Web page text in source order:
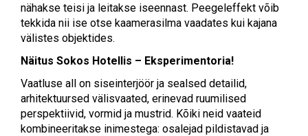
nähakse teisi ja leitakse iseennast. Peegeleffekt võib
tekkida nii ise otse kaamerasilma vaadates kui kajana
välistes objektides.
Näitus Sokos Hotellis – Eksperimentoria!
Vaatluse all on siseinterjöör ja sealsed detailid,
arhitektuursed välisvaated, erinevad ruumilised
perspektiivid, vormid ja mustrid. Kõiki neid vaateid
kombineeritakse inimestega: osalejad pildistavad ja